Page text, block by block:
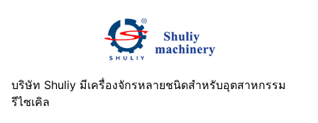
บริษัท Shuliy มีเครื่องจักรหลายชนิดสำหรับอุตสาหกรรม
รีไซเคิล